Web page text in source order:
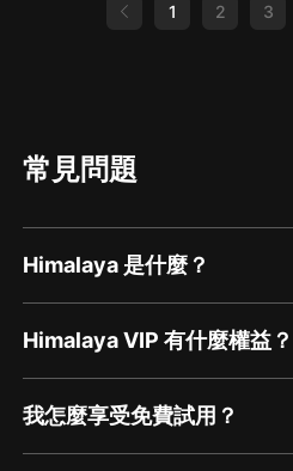
1 2 3
常見問題
Himalaya 是什麼？
Himalaya VIP 有什麼權益？
我怎麼享受免費試用？